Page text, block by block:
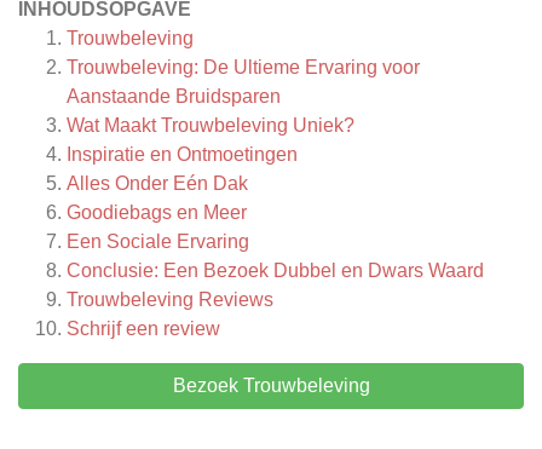
INHOUDSOPGAVE
Trouwbeleving
Trouwbeleving: De Ultieme Ervaring voor
Aanstaande Bruidsparen
Wat Maakt Trouwbeleving Uniek?
Inspiratie en Ontmoetingen
Alles Onder Eén Dak
Goodiebags en Meer
Een Sociale Ervaring
Conclusie: Een Bezoek Dubbel en Dwars Waard
Trouwbeleving Reviews
Schrijf een review
Bezoek Trouwbeleving